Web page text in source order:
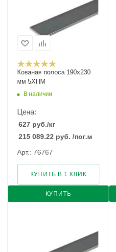
Кованая полоса 190x230
мм 5ХНМ
В наличии
Цена:
627 руб./кг
215 089.22 руб. /пог.м
Арт.: 76767
КУПИТЬ
КУПИТЬ В 1 КЛИК